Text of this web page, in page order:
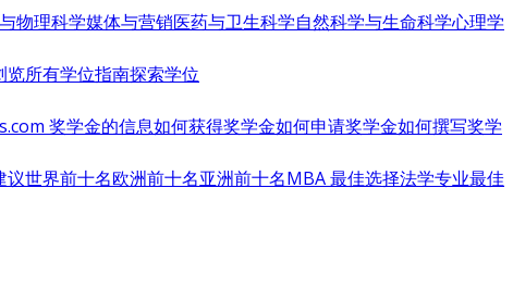
物理科学媒体与营销医药与卫生科学自然科学与生命科学心理学
所有学位指南探索学位
奖学金的信息如何获得奖学金如何申请奖学金如何撰写奖学
议世界前十名欧洲前十名亚洲前十名MBA 最佳选择法学专业最佳